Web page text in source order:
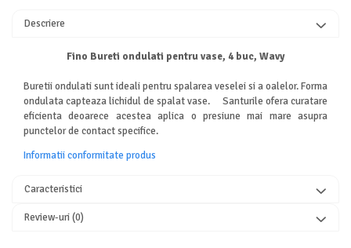
Descriere
Fino Bureti ondulati pentru vase, 4 buc, Wavy
Buretii ondulati sunt ideali pentru spalarea veselei si a oalelor. Forma
ondulata capteaza lichidul de spalat vase. Santurile ofera curatare
eficienta deoarece acestea aplica o presiune mai mare asupra
punctelor de contact specifice.
Informatii conformitate produs
Caracteristici
Review-uri(0)